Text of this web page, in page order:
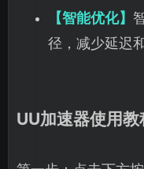
【智能优化】
径，减少延迟
UU加速器使用教